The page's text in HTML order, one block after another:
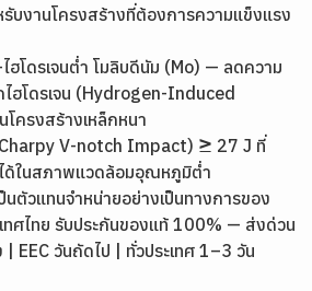
บงานโครงสร้างที่ต้องการความแข็งแรง
ฮโดรเจนต่ำ โมลิบดีนัม (Mo) — ลดความ
ฮโดรเจน (Hydrogen-Induced
ครงสร้างเหล็กหนา
V-notch Impact) ≥ 27 J ที่
ด้ในสภาพแวดล้อมอุณหภูมิต่ำ
นตัวแทนจำหน่ายอย่างเป็นทางการของ
ทศไทย รับประกันของแท้ 100% — ส่งด่วน
| EEC วันถัดไป | ทั่วประเทศ 1–3 วัน